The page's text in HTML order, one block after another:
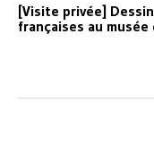
[Visite privée]
françaises au musée